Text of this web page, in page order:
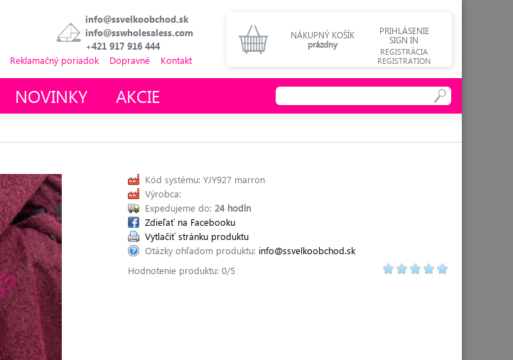
info@ssvelkoobchod.sk
info@sswholesaless.com
+421 917 916 444
PRIHLÁSENIE
SIGN IN
REGISTRÁCIA
REGISTRATION
NÁKUPNÝ KOŠÍK
prázdny
Reklamačný poriadok Dopravné Kontakt
NOVINKY AKCIE
Kód systému: YJY927 marron
Výrobca:
Expedujeme do: 24 hodín
Zdieľať na Facebooku
Vytlačiť stránku produktu
Otázky ohľadom produktu: info@ssvelkoobchod.sk
Hodnotenie produktu: 0/5